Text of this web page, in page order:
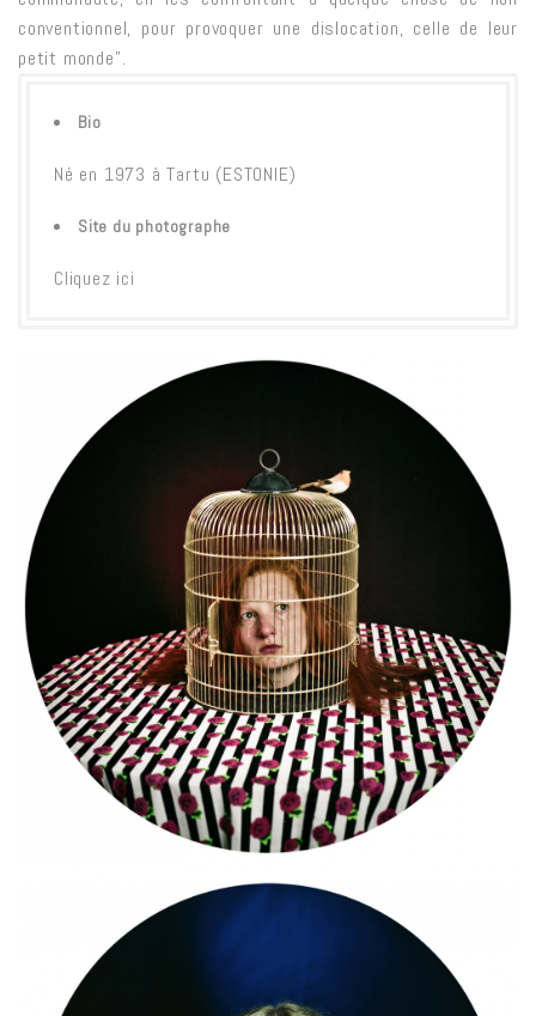
conventionnel, pour provoquer une dislocation, celle de leur
petit monde”.
Bio
Né en 1973 à Tartu (ESTONIE)
Site du photographe
Cliquez ici